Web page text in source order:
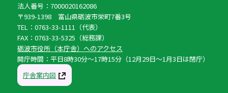
法人番号：7000020162086
〒939-1398 富山県砺波市栄町7番3号
TEL：0763-33-1111（代表）
FAX：0763-33-5325（総務課）
砺波市役所（本庁舎）へのアクセス
開庁時間：平日8時30分〜17時15分（12月29日〜1月3日は閉庁）
庁舎案内図